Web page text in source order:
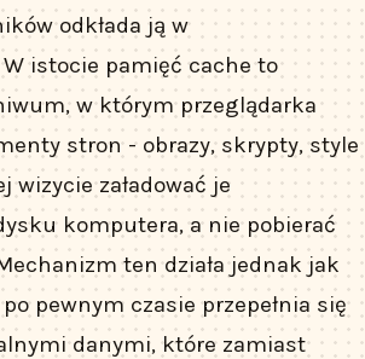
odkłada ją w
istocie pamięć cache to
w którym przeglądarka
stron - obrazy, skrypty, style
wizycie załadować je
komputera, a nie pobierać
ten działa jednak jak
pewnym czasie przepełnia się
danymi, które zamiast